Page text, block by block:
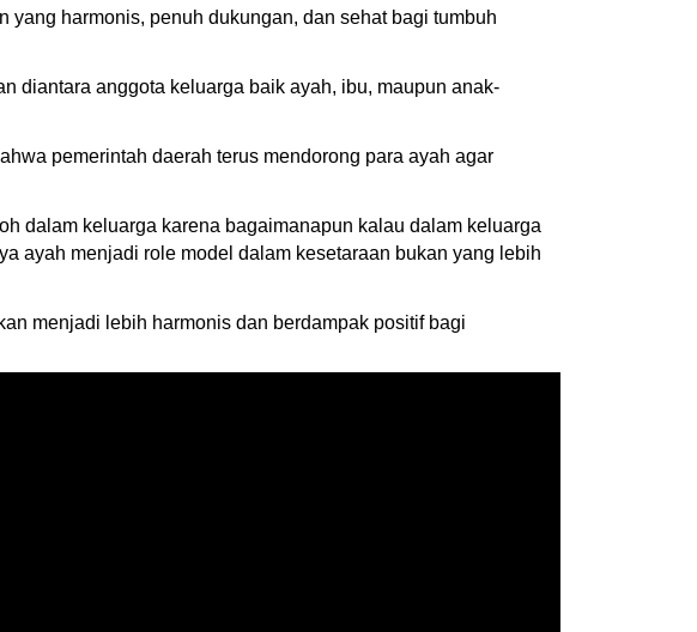
harmonis, penuh dukungan, dan sehat bagi tumbuh
diantara anggota keluarga baik ayah, ibu, maupun anak-
pemerintah daerah terus mendorong para ayah agar
dalam keluarga karena bagaimanapun kalau dalam keluarga
ayah menjadi role model dalam kesetaraan bukan yang lebih
menjadi lebih harmonis dan berdampak positif bagi